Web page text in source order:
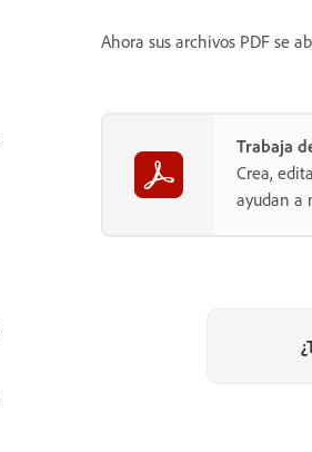
Ahora sus archivos PDF se
Trabaja
Crea,
ayudan a